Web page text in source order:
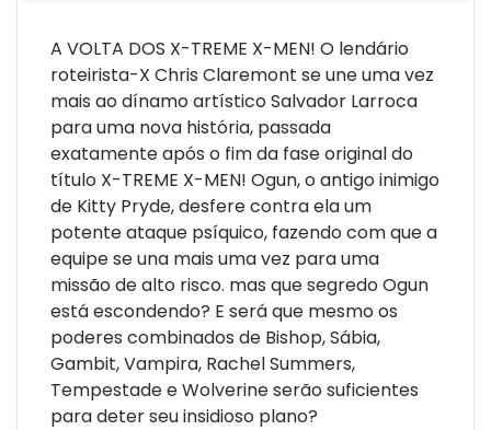
A VOLTA DOS X-TREME X-MEN! O lendário
roteirista-X Chris Claremont se une uma vez
mais ao dínamo artístico Salvador Larroca
para uma nova história, passada
exatamente após o fim da fase original do
título X-TREME X-MEN! Ogun, o antigo inimigo
de Kitty Pryde, desfere contra ela um
potente ataque psíquico, fazendo com que a
equipe se una mais uma vez para uma
missão de alto risco. mas que segredo Ogun
está escondendo? E será que mesmo os
poderes combinados de Bishop, Sábia,
Gambit, Vampira, Rachel Summers,
Tempestade e Wolverine serão suficientes
para deter seu insidioso plano?